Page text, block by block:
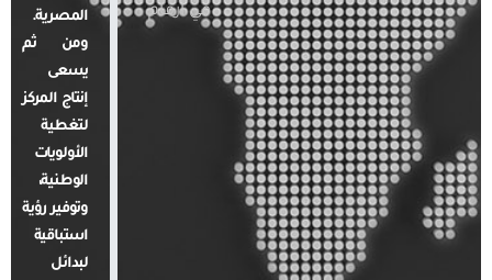
في أرقام
المصرية.
ومن ثم
يسعى
إنتاج المركز
لتغطية
الأولويات
الوطنية،
وتوفير رؤية
استباقية
لبدائل